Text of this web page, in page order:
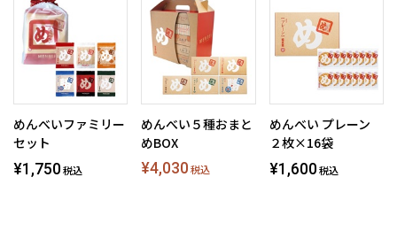
めんべいファミリー
セット
¥1,750 税込
めんべい５種おまと
めBOX
¥4,030 税込
めんべい プレーン
２枚×16袋
¥1,600 税込